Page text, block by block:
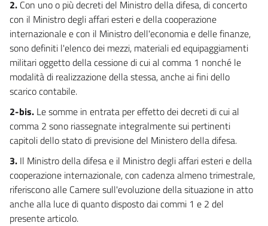
2. Con uno o più decreti del Ministro della difesa, di concerto
con il Ministro degli affari esteri e della cooperazione
internazionale e con il Ministro dell'economia e delle finanze,
sono definiti l'elenco dei mezzi, materiali ed equipaggiamenti
militari oggetto della cessione di cui al comma 1 nonché le
modalità di realizzazione della stessa, anche ai fini dello
scarico contabile.
2-bis. Le somme in entrata per effetto dei decreti di cui al
comma 2 sono riassegnate integralmente sui pertinenti
capitoli dello stato di previsione del Ministero della difesa.
3. Il Ministro della difesa e il Ministro degli affari esteri e della
cooperazione internazionale, con cadenza almeno trimestrale,
riferiscono alle Camere sull'evoluzione della situazione in atto
anche alla luce di quanto disposto dai commi 1 e 2 del
presente articolo.